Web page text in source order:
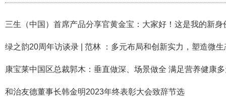
三生（中国）首席产品分享官黄金宝：大家好！这是我的新身
绿之韵20周年访谈录 | 范林 ：多元布局和创新实力，塑造微
康宝莱中国区总裁郭木：垂直做深、场景做全 满足营养健康
和治友德董事长韩金明2023年终表彰大会致辞节选